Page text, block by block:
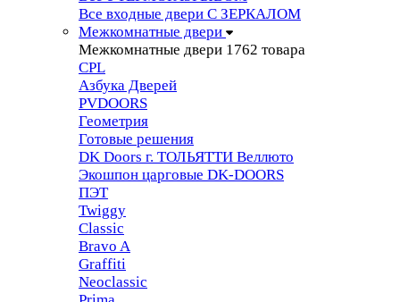
Все входные двери С ЗЕРКАЛОМ
Межкомнатные двери
Межкомнатные двери 1762 товара
CPL
Азбука Дверей
PVDOORS
Геометрия
Готовые решения
DK Doors г. ТОЛЬЯТТИ Веллюто
Экошпон царговые DK-DOORS
ПЭТ
Twiggy
Classic
Bravo A
Graffiti
Neoclassic